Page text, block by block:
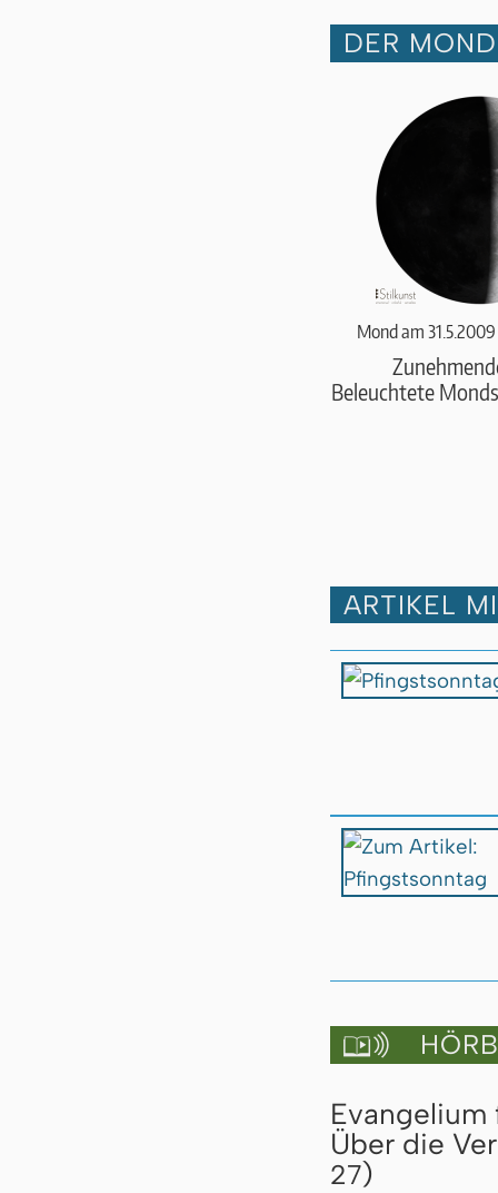
DER
Mond am
Beleuchtete
ARTIKEL

Evangelium
Über die
27)